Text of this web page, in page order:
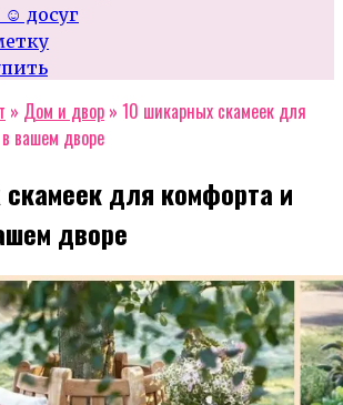
досуг
» Дом и двор » 10 шикарных скамеек для
вашем дворе
для комфорта и
дворе